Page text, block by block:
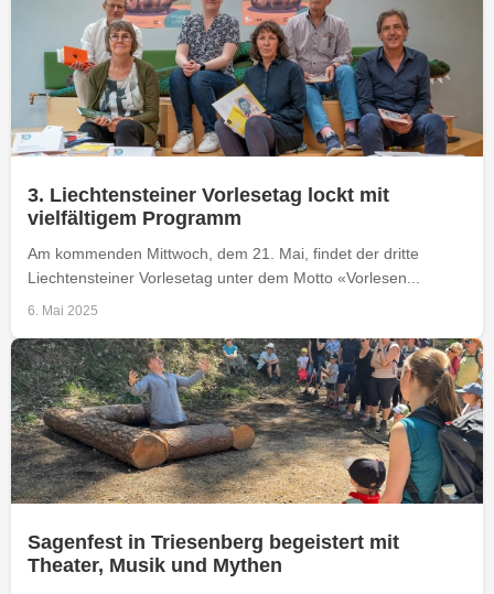
3. Liechtensteiner Vorlesetag lockt mit
vielfältigem Programm
Am kommenden Mittwoch, dem 21. Mai, findet der dritte
Liechtensteiner Vorlesetag unter dem Motto «Vorlesen...
6. Mai 2025
Sagenfest in Triesenberg begeistert mit
Theater, Musik und Mythen